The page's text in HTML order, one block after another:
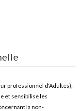
professionnel d'Adultes),
et sensibilise les
la non-